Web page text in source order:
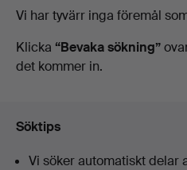
Pågående
auktioner
Vi har tyvärr inga föremål
Klicka “Bevaka sökning”
det kommer in.
Söktips
Vi söker automatiskt delar